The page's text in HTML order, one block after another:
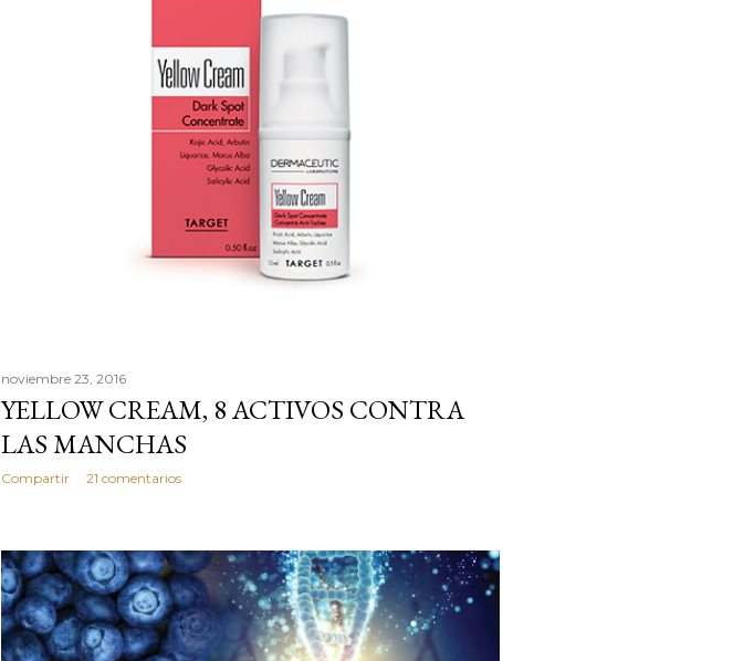
noviembre 23, 2016
YELLOW CREAM, 8 ACTIVOS CONTRA
LAS MANCHAS
Compartir 21 comentarios